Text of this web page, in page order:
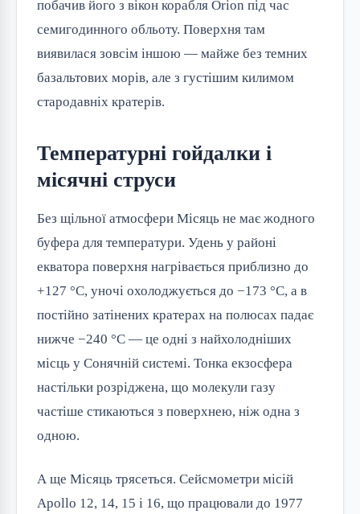
побачив його з вікон корабля Orion під час
семигодинного обльоту. Поверхня там
виявилася зовсім іншою — майже без темних
базальтових морів, але з густішим килимом
стародавніх кратерів.
Температурні гойдалки і
місячні струси
Без щільної атмосфери Місяць не має жодного
буфера для температури. Удень у районі
екватора поверхня нагрівається приблизно до
+127 °C, уночі охолоджується до −173 °C, а в
постійно затінених кратерах на полюсах падає
нижче −240 °C — це одні з найхолодніших
місць у Сонячній системі. Тонка екзосфера
настільки розріджена, що молекули газу
частіше стикаються з поверхнею, ніж одна з
одною.
А ще Місяць трясеться. Сейсмометри місій
Apollo 12, 14, 15 і 16, що працювали до 1977